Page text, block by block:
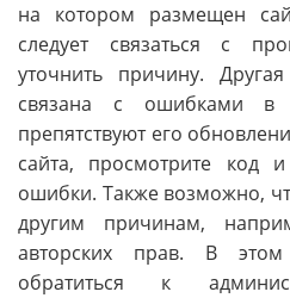
на котором размещен
следует связаться с
уточнить причину.
связана с ошибками в
препятствуют его
сайта, просмотрите код
ошибки. Также возможно,
другим причинам,
авторских прав. В
обратиться к